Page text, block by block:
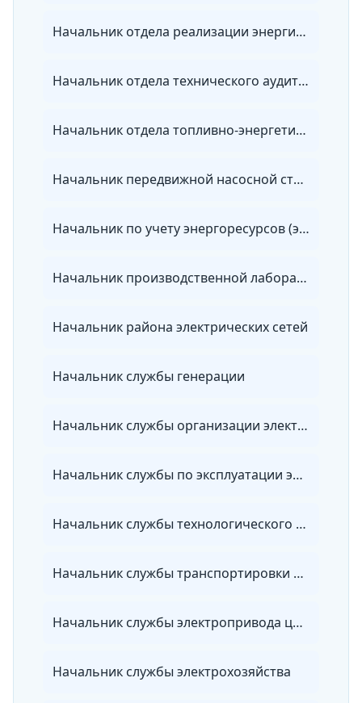
Начальник отдела реализации энергии энергосбытовой организации
Начальник отдела технического аудита потребителей энергии
Начальник отдела топливно-энергетических ресурсов
Начальник передвижной насосной станции
Начальник по учету энергоресурсов (энергетики)
Начальник производственной лаборатории организации электроэнергетики
Начальник района электрических сетей
Начальник службы генерации
Начальник службы организации электроэнергетики
Начальник службы по эксплуатации электрических сетей
Начальник службы технологического присоединения
Начальник службы транспортировки электроэнергии
Начальник службы электропривода цеха
Начальник службы электрохозяйства